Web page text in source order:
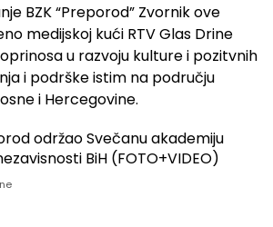
BZK “Preporod” Zvornik ove
medijskoj kući RTV Glas Drine
u razvoju kulture i pozitvnih
i podrške istim na području
i Hercegovine.